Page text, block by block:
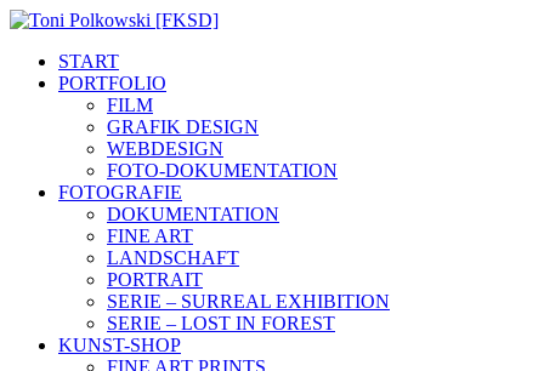
START
PORTFOLIO
FILM
GRAFIK DESIGN
WEBDESIGN
FOTO-DOKUMENTATION
FOTOGRAFIE
DOKUMENTATION
FINE ART
LANDSCHAFT
PORTRAIT
SERIE – SURREAL EXHIBITION
SERIE – LOST IN FOREST
KUNST-SHOP
FINE ART PRINTS